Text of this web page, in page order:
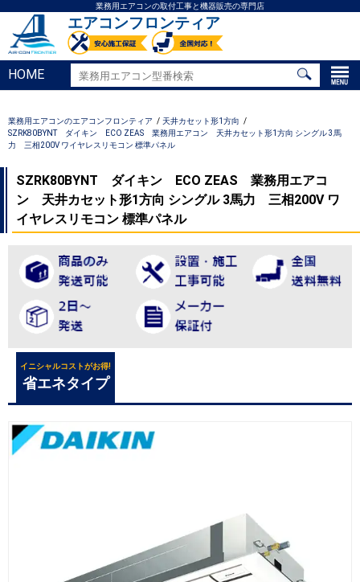
業務用エアコンの取付工事と機器販売の専門店
エアコンフロンティア
HOME
業務用エアコンのエアコンフロンティア
天井カセット形1方向
SZRK80BYNT ダイキン ECO ZEAS 業務用エアコン 天井カセット形1方向 シングル 3馬
力 三相200V ワイヤレスリモコン 標準パネル
SZRK80BYNT ダイキン ECO ZEAS 業務用エアコ
ン 天井カセット形1方向 シングル 3馬力 三相200V ワ
イヤレスリモコン 標準パネル
イニシャルコストがお得!
省エネタイプ